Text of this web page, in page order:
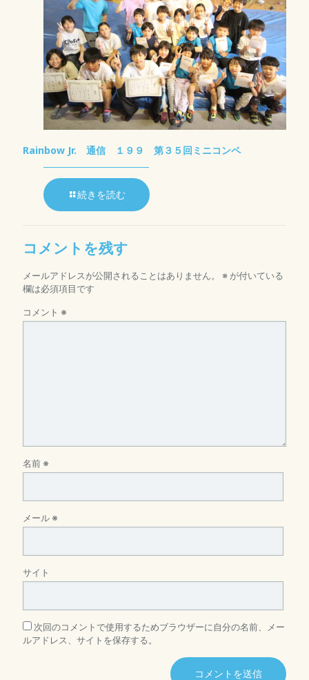
Rainbow Jr. 通信 １９９ 第３５回ミニコンペ
続きを読む
コメントを残す
メールアドレスが公開されることはありません。 ※ が付いている
欄は必須項目です
コメント ※
名前 ※
メール ※
サイト
次回のコメントで使用するためブラウザーに自分の名前、メー
ルアドレス、サイトを保存する。